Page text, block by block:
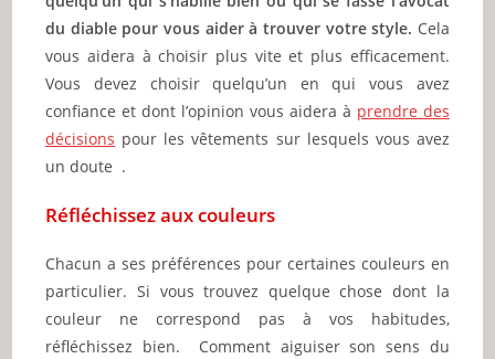
du diable pour vous aider à trouver votre style. Cela
vous aidera à choisir plus vite et plus efficacement.
Vous devez choisir quelqu’un en qui vous avez
confiance et dont l’opinion vous aidera à prendre des
décisions pour les vêtements sur lesquels vous avez
un doute .
Réfléchissez aux couleurs
Chacun a ses préférences pour certaines couleurs en
particulier. Si vous trouvez quelque chose dont la
couleur ne correspond pas à vos habitudes,
réfléchissez bien. Comment aiguiser son sens du